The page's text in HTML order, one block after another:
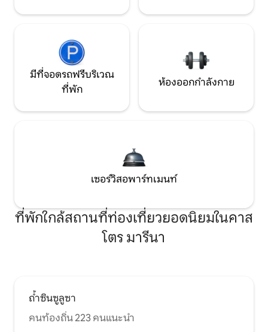
มีที่จอดรถฟรีบริเวณ
ที่พัก
ห้องออกกำลังกาย
เซอร์วิสอพาร์ทเมนท์
ที่พักใกล้สถานที่ท่องเที่ยวยอดนิยมในคาส
โตร มารีนา
ถ้ำซินซูลูซา
คนท้องถิ่น 223 คนแนะนำ